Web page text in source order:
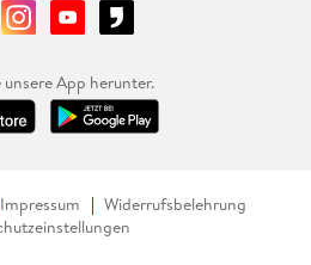
unsere App herunter.
Impressum
Widerrufsbelehrung